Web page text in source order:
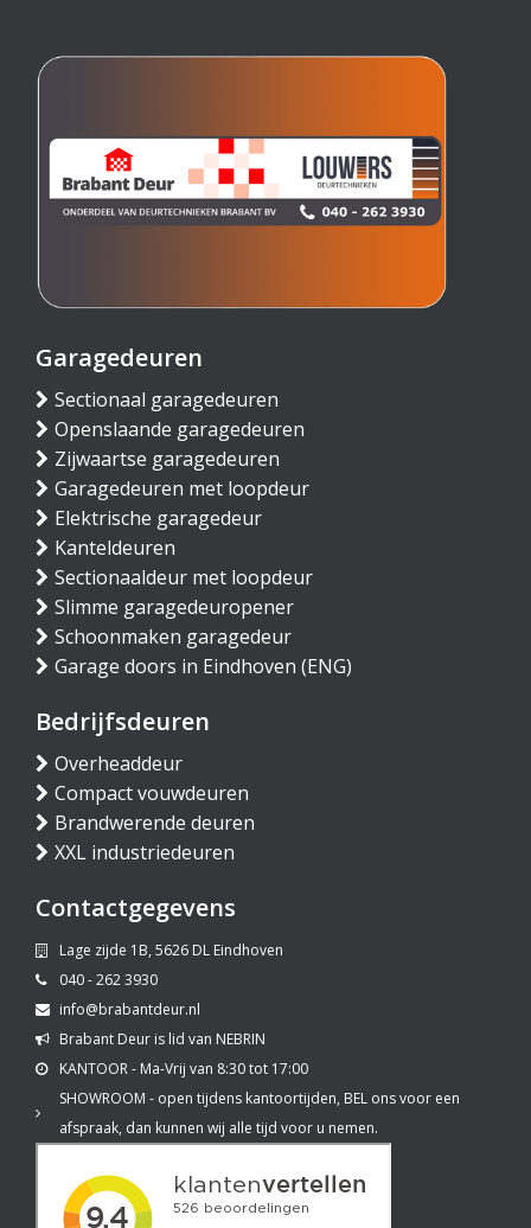
Garagedeuren
Sectionaal garagedeuren
Openslaande garagedeuren
Zijwaartse garagedeuren
Garagedeuren met loopdeur
Elektrische garagedeur
Kanteldeuren
Sectionaaldeur met loopdeur
Slimme garagedeuropener
Schoonmaken garagedeur
Garage doors in Eindhoven (ENG)
Bedrijfsdeuren
Overheaddeur
Compact vouwdeuren
Brandwerende deuren
XXL industriedeuren
Contactgegevens
Lage zijde 1B, 5626 DL Eindhoven
040 - 262 3930
info@brabantdeur.nl
Brabant Deur is lid van NEBRIN
KANTOOR - Ma-Vrij van 8:30 tot 17:00
SHOWROOM - open tijdens kantoortijden, BEL ons voor een
afspraak, dan kunnen wij alle tijd voor u nemen.